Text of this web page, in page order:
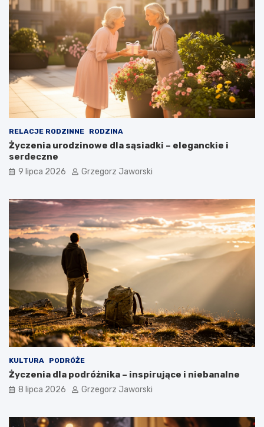
RELACJE RODZINNE RODZINA
Życzenia urodzinowe dla sąsiadki – eleganckie i
serdeczne
9 lipca 2026 Grzegorz Jaworski
KULTURA PODRÓŻE
Życzenia dla podróżnika – inspirujące i niebanalne
8 lipca 2026 Grzegorz Jaworski